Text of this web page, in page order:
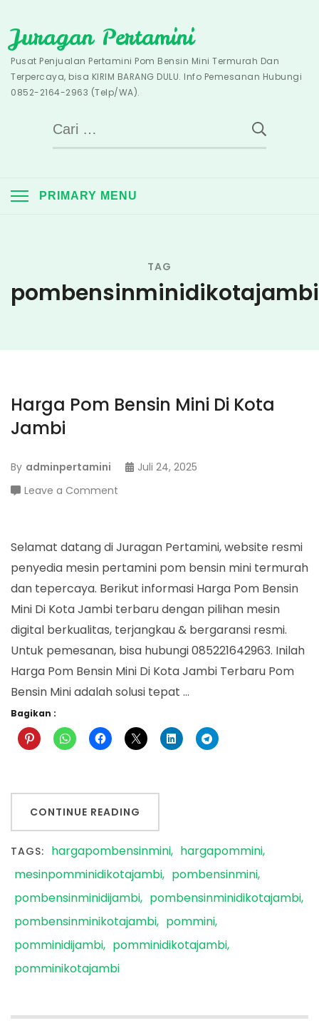
to
content
Juragan Pertamini
Pusat Penjualan Pertamini Pom Bensin Mini Termurah Dan
Terpercaya, bisa KIRIM BARANG DULU. Info Pemesanan Hubungi
0852-2164-2963 (Telp/WA).
Cari
untuk:
PRIMARY MENU
TAG
pombensinminidikotajambi
Harga Pom Bensin Mini Di Kota
Jambi
By adminpertamini
Juli 24, 2025
Leave a Comment
Bensin
Mini
Di
Kota
Selamat datang di Juragan Pertamini, website resmi
penyedia mesin pertamini pom bensin mini termurah
dan tepercaya. Berikut informasi Harga Pom Bensin
Mini Di Kota Jambi terbaru dengan pilihan mesin
digital berkualitas, terjangkau & bergaransi resmi.
Untuk pemesanan, bisa hubungi 085221642963. Inilah
Harga Pom Bensin Mini Di Kota Jambi Terbaru Pom
Bensin Mini adalah solusi tepat …
Bagikan :
CONTINUE READING
TAGS: hargapombensinmini
hargapommini
mesinpomminidikotajambi
pombensinmini
pombensinminidijambi
pombensinminidikotajambi
pombensinminikotajambi
pommini
pomminidijambi
pomminidikotajambi
pomminikotajambi